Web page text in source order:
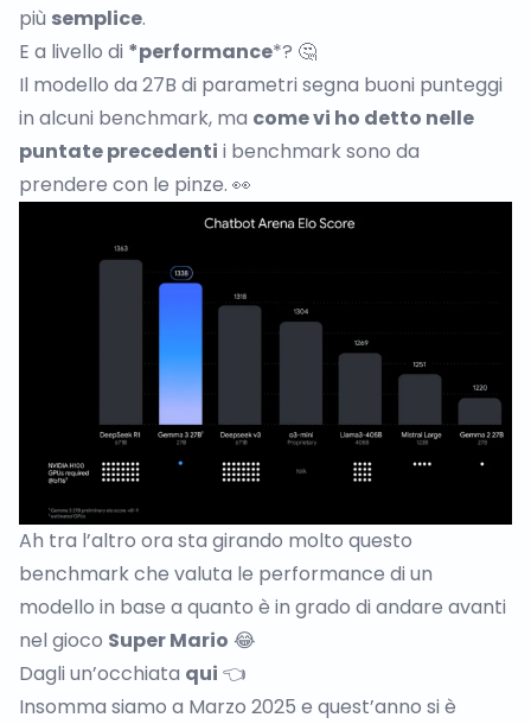
più semplice.
E a livello di *performance*? 🤔
Il modello da 27B di parametri segna buoni punteggi
in alcuni benchmark, ma come vi ho detto nelle
puntate precedenti i benchmark sono da
prendere con le pinze. 👀
Ah tra l’altro ora sta girando molto questo
benchmark che valuta le performance di un
modello in base a quanto è in grado di andare avanti
nel gioco Super Mario 😂
Dagli un’occhiata qui 👈
Insomma siamo a Marzo 2025 e quest’anno si è